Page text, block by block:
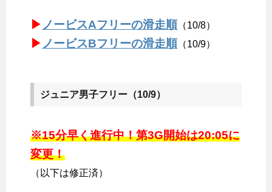
▶ ノービスAフリーの滑走順 （10/8）
▶ ノービスBフリーの滑走順 （10/9）
ジュニア男子フリー（10/9）
※15分早く進行中！第3G開始は20:05に
変更！
（以下は修正済）